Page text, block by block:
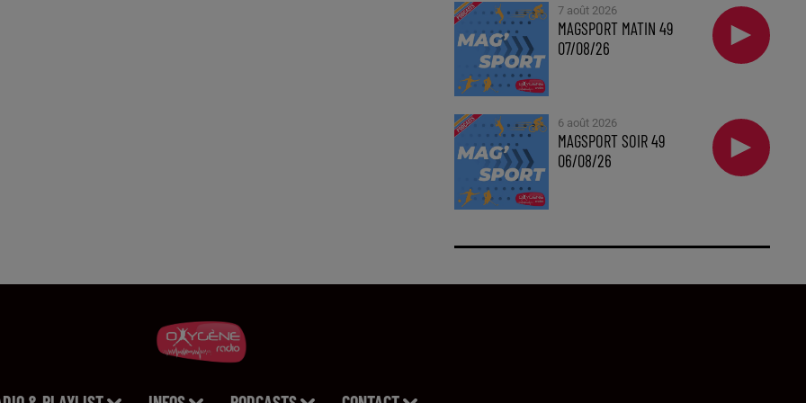
7 août 2026
MAGSPORT MATIN 49
07/08/26
6 août 2026
MAGSPORT SOIR 49
06/08/26